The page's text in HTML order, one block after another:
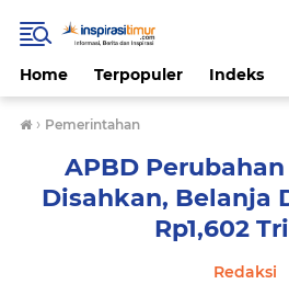
Home Terpopuler Indeks
› Pemerintahan
APBD
Disahkan, Belanja
Rp1,602
Redaksi